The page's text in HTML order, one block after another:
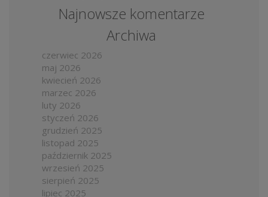
Najnowsze komentarze
Archiwa
czerwiec 2026
maj 2026
kwiecień 2026
marzec 2026
luty 2026
styczeń 2026
grudzień 2025
listopad 2025
październik 2025
wrzesień 2025
sierpień 2025
lipiec 2025